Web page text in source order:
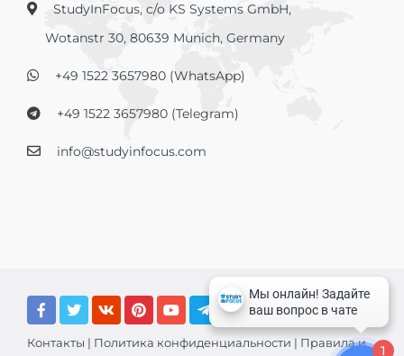
StudyInFocus, c/o KS Systems GmbH,
Wotanstr 30, 80639 Munich, Germany
+49 1522 3657980 (WhatsApp)
+49 1522 3657980 (Telegram)
info@studyinfocus.com
Контакты | Политика конфиденциальности | Правила и
1